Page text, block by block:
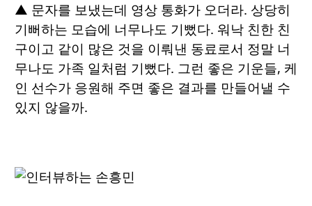
▲ 문자를 보냈는데 영상 통화가 오더라. 상당히
기뻐하는 모습에 너무나도 기뻤다. 워낙 친한 친
구이고 같이 많은 것을 이뤄낸 동료로서 정말 너
무나도 가족 일처럼 기뻤다. 그런 좋은 기운들, 케
인 선수가 응원해 주면 좋은 결과를 만들어낼 수
있지 않을까.